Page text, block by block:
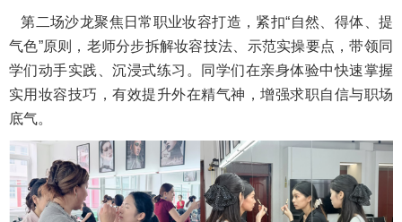
第二场沙龙聚焦日常职业妆容打造，紧扣“自然、得体、提
气色”原则，老师分步拆解妆容技法、示范实操要点，带领同
学们动手实践、沉浸式练习。同学们在亲身体验中快速掌握
实用妆容技巧，有效提升外在精气神，增强求职自信与职场
底气。